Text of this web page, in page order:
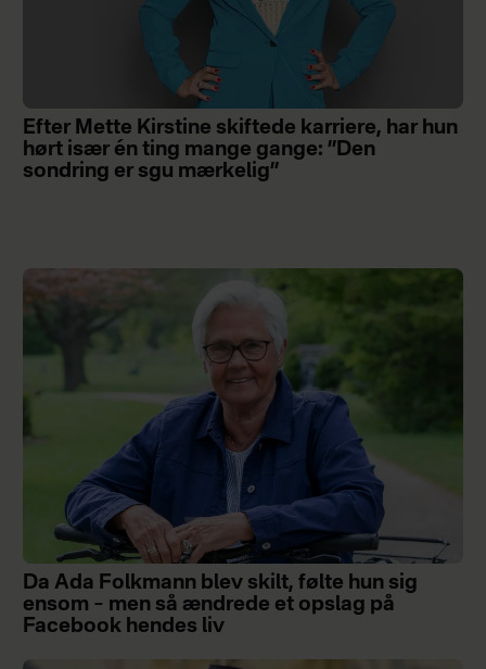
Efter Mette Kirstine skiftede karriere, har hun
hørt især én ting mange gange: ”Den
sondring er sgu mærkelig”
Da Ada Folkmann blev skilt, følte hun sig
ensom – men så ændrede et opslag på
Facebook hendes liv